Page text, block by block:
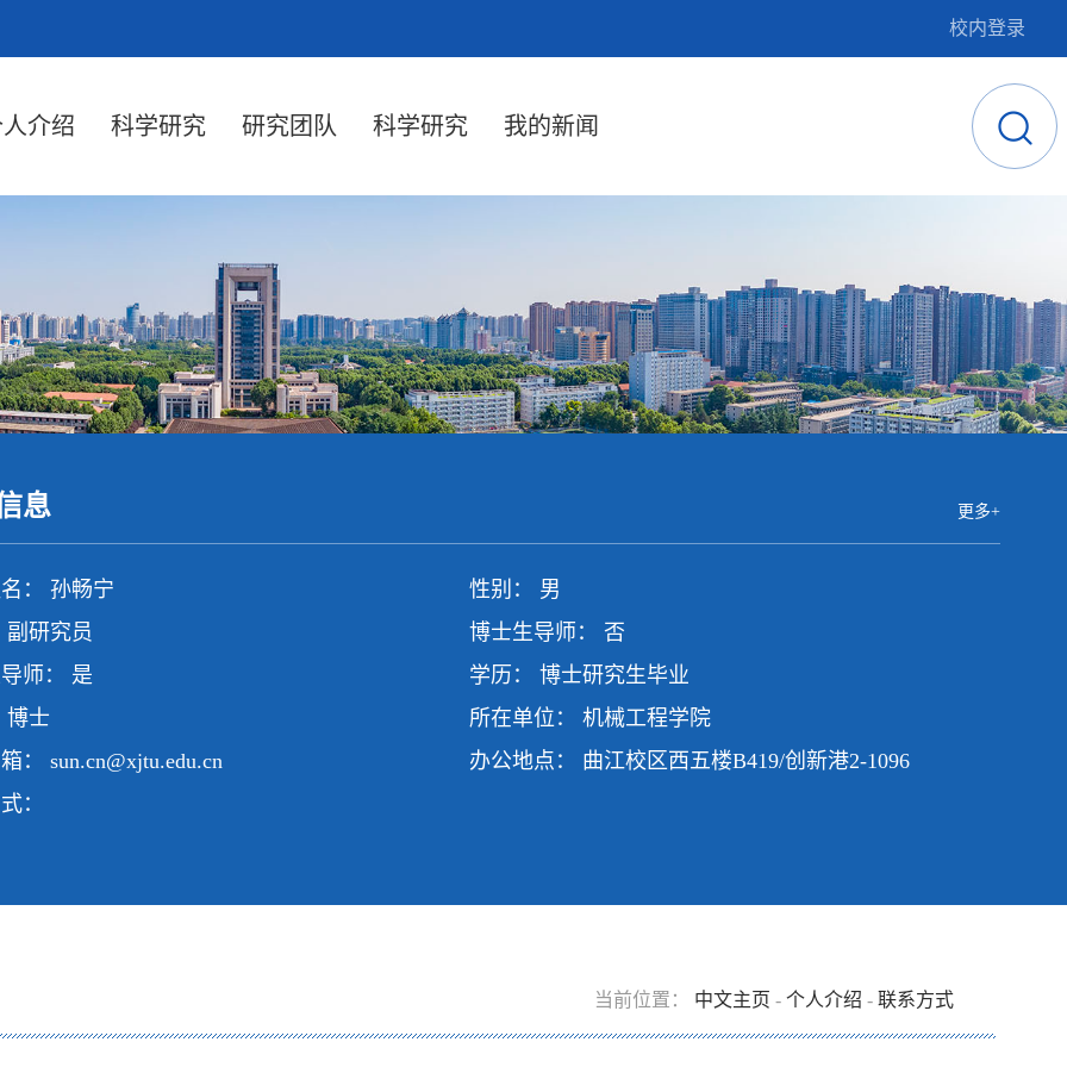
校内登录
介绍 科学研究 研究团队 科学研究 我的新闻
息 更多+
： 孙畅宁
性别： 男
副研究员
博士生导师： 否
师： 是
学历： 博士研究生毕业
博士
所在单位： 机械工程学院
： sun.cn@xjtu.edu.cn
办公地点： 曲江校区西五楼B419/创新港2-1096
：
当前位置： 中文主页 - 个人介绍 - 联系方式